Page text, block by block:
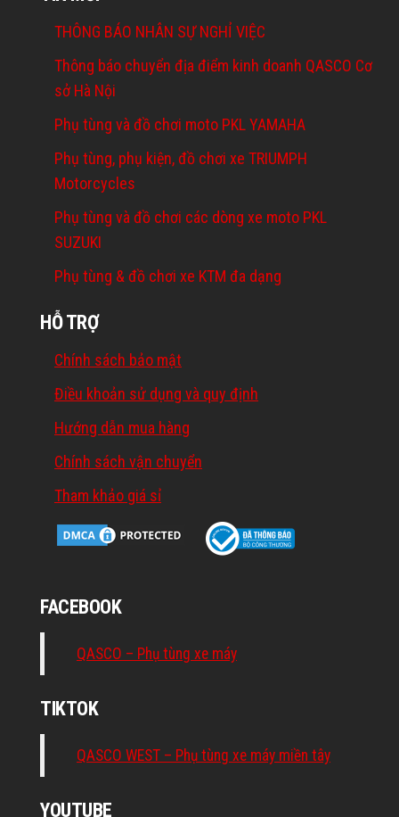
THÔNG BÁO NHÂN SỰ NGHỈ VIỆC
Thông báo chuyển địa điểm kinh doanh QASCO Cơ
sở Hà Nội
Phụ tùng và đồ chơi moto PKL YAMAHA
Phụ tùng, phụ kiện, đồ chơi xe TRIUMPH
Motorcycles
Phụ tùng và đồ chơi các dòng xe moto PKL
SUZUKI
Phụ tùng & đồ chơi xe KTM đa dạng
HỖ TRỢ
Chính sách bảo mật
Điều khoản sử dụng và quy định
Hướng dẫn mua hàng
Chính sách vận chuyển
Tham khảo giá sỉ
FACEBOOK
QASCO – Phụ tùng xe máy
TIKTOK
QASCO WEST – Phụ tùng xe máy miền tây
YOUTUBE